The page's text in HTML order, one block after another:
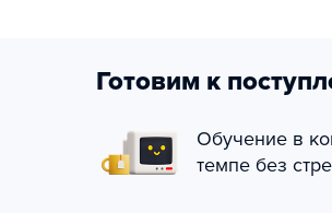
Готовим к
Обучение в
темпе без